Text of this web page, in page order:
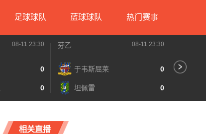
足球球队 蓝球球队 热门赛事
08-11 23:30
0
0
芬乙 08-11 23:30
于韦斯屈莱 0
坦佩雷 0
相关直播